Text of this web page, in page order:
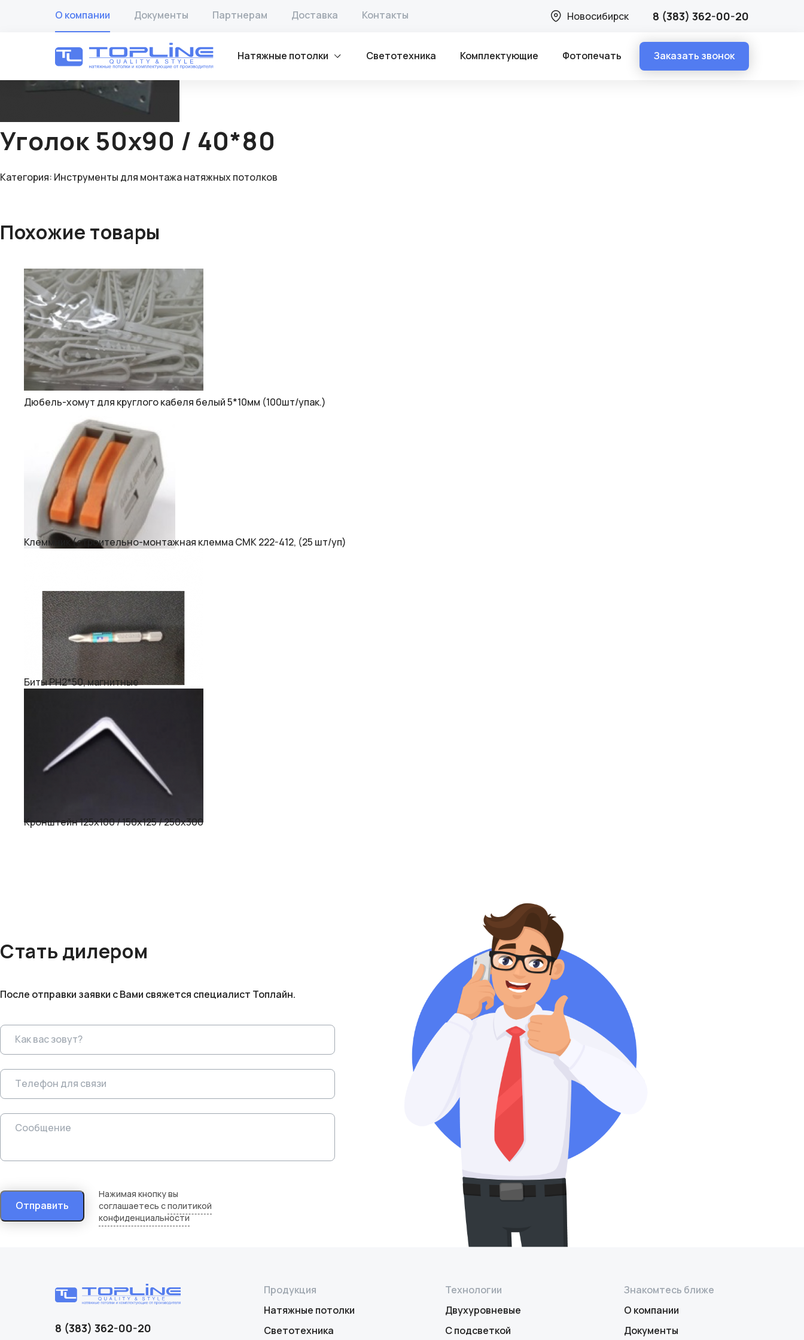
О компании Документы Партнерам Доставка Контакты Новосибирск 8 (383) 362-00-20
Натяжные потолки Светотехника Комплектующие Фотопечать Заказать звонок
Уголок 50х90 / 40*80
Категория: Инструменты для монтажа натяжных потолков
Похожие товары
Дюбель-хомут для круглого кабеля белый 5*10мм (100шт/упак.)
Клеммник (строительно-монтажная клемма СМК 222-412, (25 шт/уп)
Биты PH2*50, магнитные
Кронштейн 125х100 / 150х125 / 250х300
Стать дилером
После отправки заявки с Вами свяжется специалист Топлайн.
Отправить
Нажимая кнопку вы
соглашаетесь сполитикой
конфиденциальности
8 (383) 362-00-20
Продукция
Натяжные потолки
Светотехника
Технологии
Двухуровневые
С подсветкой
Знакомтесь ближе
О компании
Документы